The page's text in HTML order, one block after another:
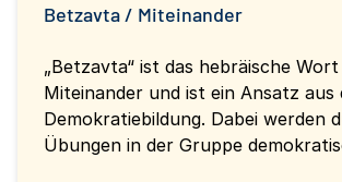
Betzavta / Miteinander
„Betzavta“ ist das hebräische
Miteinander und ist ein Ansatz aus
Demokratiebildung. Dabei werden
Übungen in der Gruppe